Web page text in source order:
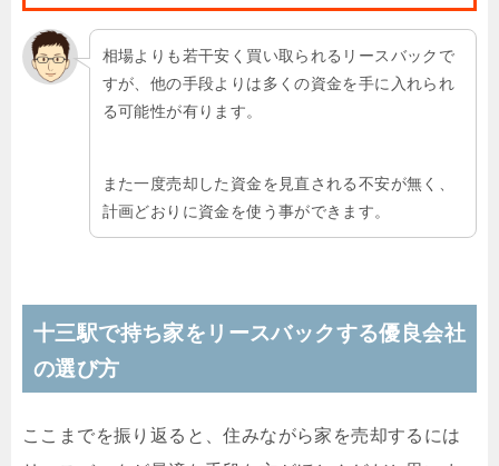
相場よりも若干安く買い取られるリースバックで
すが、他の手段よりは多くの資金を手に入れられ
る可能性が有ります。
また一度売却した資金を見直される不安が無く、
計画どおりに資金を使う事ができます。
十三駅で持ち家をリースバックする優良会社
の選び方
ここまでを振り返ると、住みながら家を売却するには